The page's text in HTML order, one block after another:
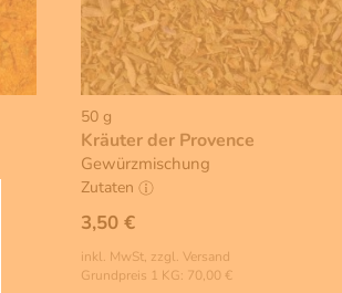
50 g
Kräuter der Provence
Gewürzmischung
Zutaten
3,50 €
inkl. MwSt, zzgl. Versand
Grundpreis 1 KG: 70,00 €